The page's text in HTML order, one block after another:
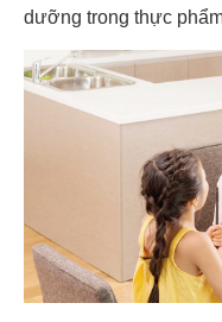
dưỡng trong thực